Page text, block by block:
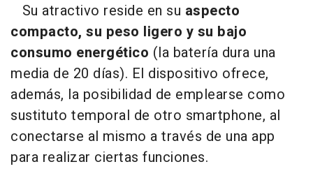
Su atractivo reside en su aspecto
compacto, su peso ligero y su bajo
consumo energético (la batería dura una
media de 20 días). El dispositivo ofrece,
además, la posibilidad de emplearse como
sustituto temporal de otro smartphone, al
conectarse al mismo a través de una app
para realizar ciertas funciones.